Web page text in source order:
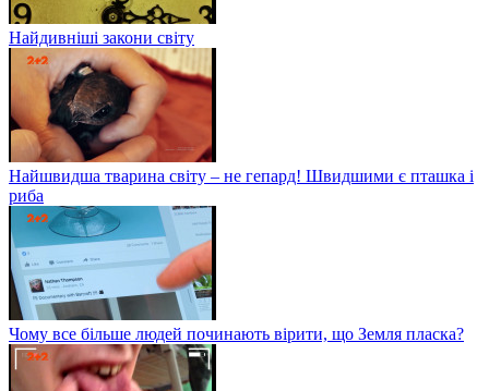
Найдивніші закони світу
Найшвидша тварина світу – не гепард! Швидшими є пташка і
риба
Чому все більше людей починають вірити, що Земля пласка?